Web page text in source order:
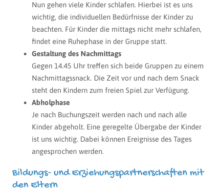
Nun gehen viele Kinder schlafen. Hierbei ist es uns
wichtig, die individuellen Bedürfnisse der Kinder zu
beachten. Für Kinder die mittags nicht mehr schlafen,
findet eine Ruhephase in der Gruppe statt.
Gestaltung des Nachmittags
Gegen 14.45 Uhr treffen sich beide Gruppen zu einem
Nachmittagssnack. Die Zeit vor und nach dem Snack
steht den Kindern zum freien Spiel zur Verfügung.
Abholphase
Je nach Buchungszeit werden nach und nach alle
Kinder abgeholt. Eine geregelte Übergabe der Kinder
ist uns wichtig. Dabei können Ereignisse des Tages
angesprochen werden.
Bildungs- und Erziehungspartnerschaften mit
den Eltern